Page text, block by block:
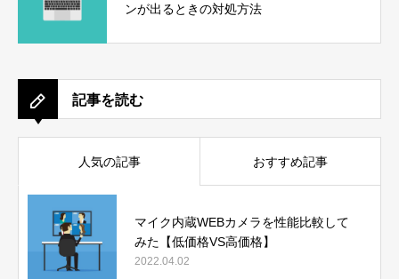
ンが出るときの対処方法
記事を読む
人気の記事 おすすめ記事
マイク内蔵WEBカメラを性能比較して
みた【低価格VS高価格】
2022.04.02